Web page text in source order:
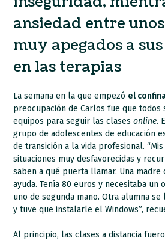
ansiedad entre
muy apegados a
en las terapias
La semana en la que empezó el
preocupación de Carlos fue que todos
equipos para seguir las clases online.
grupo de adolescentes de educación
de transición a la vida profesional.
situaciones muy desfavorecidas y
saben a qué puerta llamar. Una madre
ayuda. Tenía 80 euros y necesitaba un
uno de segunda mano. Otra alumna
y tuve que instalarle el Windows”,
Al principio, las clases a distancia